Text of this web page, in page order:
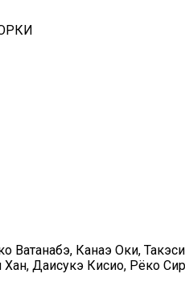
Канаэ Оки,
Хан, Даисукэ Кисио, Рёко